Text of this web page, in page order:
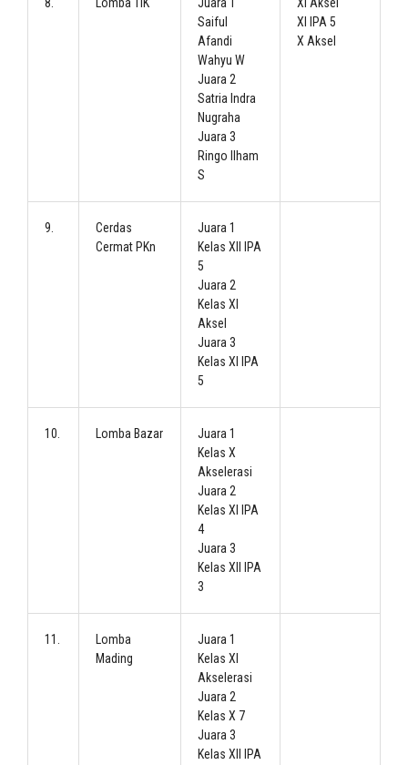
Saiful
Afandi
Wahyu W
Juara 2
Satria Indra
Nugraha
Juara 3
Ringo Ilham
S
XI IPA 5
X Aksel
9.
Cerdas
Cermat PKn
Juara 1
Kelas XII IPA
5
Juara 2
Kelas XI
Aksel
Juara 3
Kelas XI IPA
5
10. Lomba Bazar
Juara 1
Kelas X
Akselerasi
Juara 2
Kelas XI IPA
4
Juara 3
Kelas XII IPA
3
11.
Lomba
Mading
Juara 1
Kelas XI
Akselerasi
Juara 2
Kelas X 7
Juara 3
Kelas XII IPA